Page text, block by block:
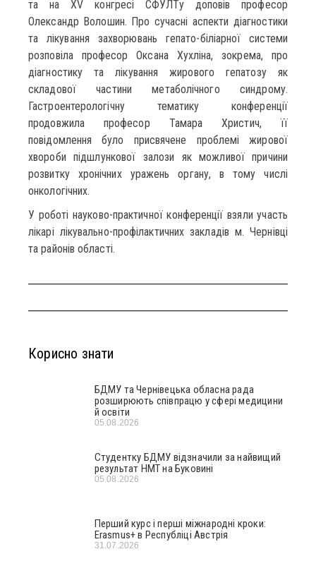
та на ХV конгресі СФУЛТу доповів професор
Олександр Волошин. Про сучасні аспекти діагностики
та лікування захворювань гепато-біліарної системи
розповіла професор Оксана Хухліна, зокрема, про
діагностику та лікування жирового гепатозу як
складової частини метаболічного синдрому.
Гастроентерологічну тематику конференції
продовжила професор Тамара Христич, її
повідомлення було присвячене проблемі жирової
хвороби підшлункової залози як можливої причини
розвитку хронічних уражень органу, в тому числі
онкологічних.
У роботі науково-практичної конференції взяли участь
лікарі лікувально-профілактичних закладів м. Чернівці
та районів області.
Корисно знати
БДМУ та Чернівецька обласна рада
розширюють співпрацю у сфері медицини
й освіти
05.08.2026
Студентку БДМУ відзначили за найвищий
результат НМТ на Буковині
05.08.2026
Перший курс і перші міжнародні кроки:
Erasmus+ в Республіці Австрія
31.07.2026